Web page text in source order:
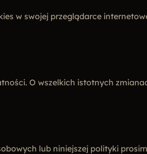
w swojej przeglądarce
O wszelkich istotnych
lub niniejszej polityki